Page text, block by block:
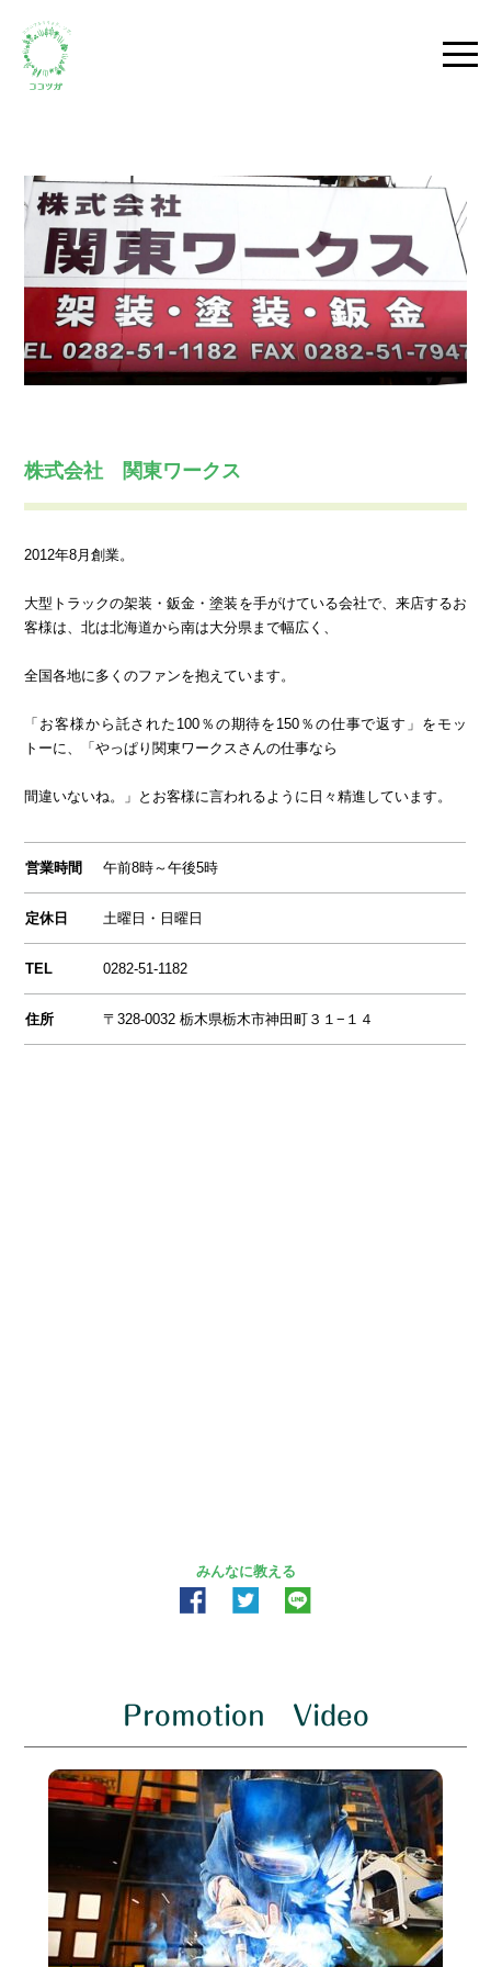
株式会社 関東ワークス
2012年8月創業。
大型トラックの架装・鈑金・塗装を手がけている会社で、来店するお
客様は、北は北海道から南は大分県まで幅広く、
全国各地に多くのファンを抱えています。
「お客様から託された100％の期待を150％の仕事で返す」をモッ
トーに、「やっぱり関東ワークスさんの仕事なら
間違いないね。」とお客様に言われるように日々精進しています。
営業時間 午前8時～午後5時
定休日 土曜日・日曜日
TEL 0282-51-1182
住所 〒328-0032 栃木県栃木市神田町３１−１４
みんなに教える
Promotion Video